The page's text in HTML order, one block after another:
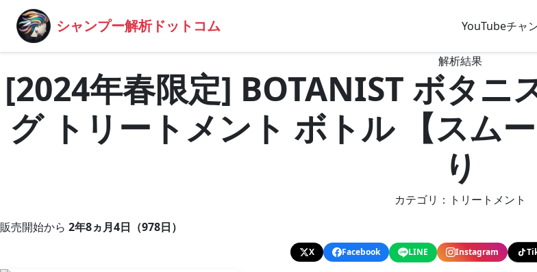
シャンプー解析ドットコム YouTubeチャ
解析結果
[2024年春限定] BOTANIST ボタ
グ トリートメント ボトル 【スム
り
カテゴリ：トリートメント
販売開始から 2年8ヵ月4日（978日）
X Facebook LINE Instagram